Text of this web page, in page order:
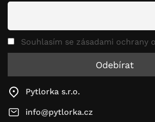
Souhlasím se zásadami ochrany
Pytlorka s.r.o.
info@pytlorka.cz